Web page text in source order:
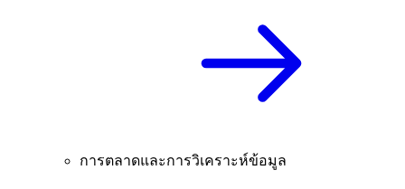
การตลาดและการวิเคราะห์ข้อมูล